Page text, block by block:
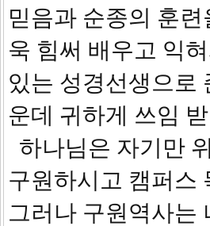
믿음과 순종의 훈
욱 힘써 배우고 익
있는 성경선생으로
운데 귀하게 쓰임
하나님은 자기만
구원하시고 캠퍼스
그러나 구원역사는